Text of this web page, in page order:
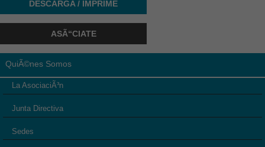
DESCARGA / IMPRIME
ASÃ“CIATE
QuiÃ©nes Somos
La AsociaciÃ³n
Junta Directiva
Sedes